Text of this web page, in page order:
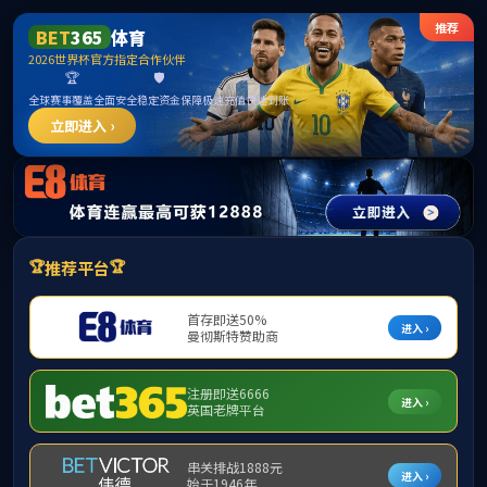
******
中国·2003网站太阳集团(股份)有限公司-
Official Platform